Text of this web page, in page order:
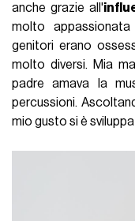
anche grazie all'
molto
genitori erano
molto diversi. Mia
padre amava la
percussioni.
mio gusto si è